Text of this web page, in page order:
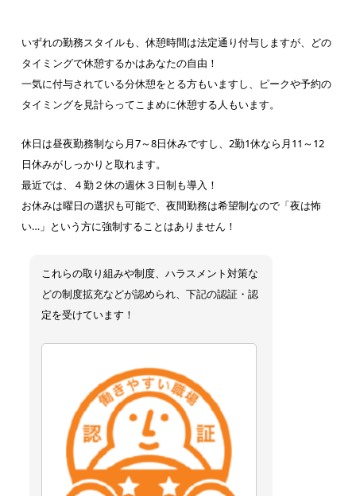
いずれの勤務スタイルも、休憩時間は法定通り付与しますが、どの
タイミングで休憩するかはあなたの自由！
一気に付与されている分休憩をとる方もいますし、ピークや予約の
タイミングを見計らってこまめに休憩する人もいます。
休日は昼夜勤務制なら月7～8日休みですし、2勤1休なら月11～12
日休みがしっかりと取れます。
最近では、４勤２休の週休３日制も導入！
お休みは曜日の選択も可能で、夜間勤務は希望制なので「夜は怖
い…」という方に強制することはありません！
これらの取り組みや制度、ハラスメント対策な
どの制度拡充などが認められ、下記の認証・認
定を受けています！